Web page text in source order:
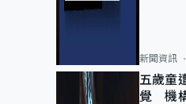
新聞資訊
五歲童
覺 機